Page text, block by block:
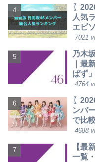
〖
人気
エピ
7021
乃木
｜最
ばず
4764
〖
ンバ
で比
4688
【最
一覧